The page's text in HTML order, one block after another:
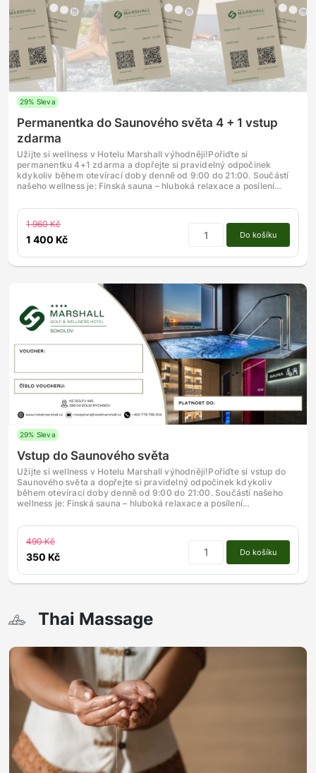
29% Sleva
Permanentka do Saunového světa 4 + 1 vstup
zdarma
Užijte si wellness v Hotelu Marshall výhodněji!Pořiďte si
permanentku 4+1 zdarma a dopřejte si pravidelný odpočinek
kdykoliv během otevírací doby denně od 9:00 do 21:00. Součástí
našeho wellness je: Finská sauna – hluboká relaxace a posílení…
1 960 Kč
1 400 Kč Do košíku
29% Sleva
Vstup do Saunového světa
Užijte si wellness v Hotelu Marshall výhodněji!Pořiďte si vstup do
Saunového světa a dopřejte si pravidelný odpočinek kdykoliv
během otevírací doby denně od 9:00 do 21:00. Součástí našeho
wellness je: Finská sauna – hluboká relaxace a posílení…
490 Kč
350 Kč Do košíku
Thai Massage